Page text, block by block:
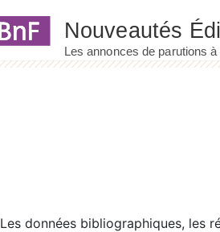
Les données bibliographiques, les